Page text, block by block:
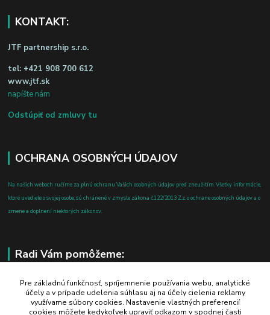
KONTAKT:
JTF partnership s.r.o.
tel: +421 908 700 612
www.jtf.sk
napíšte nám
Odstúpiť od zmluvy tu
OCHRANA OSOBNÝCH ÚDAJOV
Na našich weboch ručíme za plnú ochranu Vašich osobných údajov pred zneužitím. Všetky informácie,
ktoré uvediete o svojej osobe, sú chránené v zmysle zákona č.122/2013 Z.z. o ochrane osobných údajov a o
zmene a doplnení niektorých zákonov.
Radi Vám pomôžeme:
+421 908 700 612
po-pia: 8.00 - 16.00
Pre základnú funkčnosť, spríjemnenie používania webu, analytické
účely a v prípade udelenia súhlasu aj na účely cielenia reklamy
využívame súbory cookies. Nastavenie vlastných preferencií
cookies môžete kedykoľvek upraviť odkazom v spodnej časti